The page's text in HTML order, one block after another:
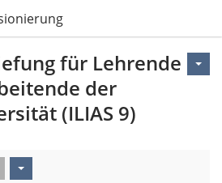
für Lehrende
der
(ILIAS 9)